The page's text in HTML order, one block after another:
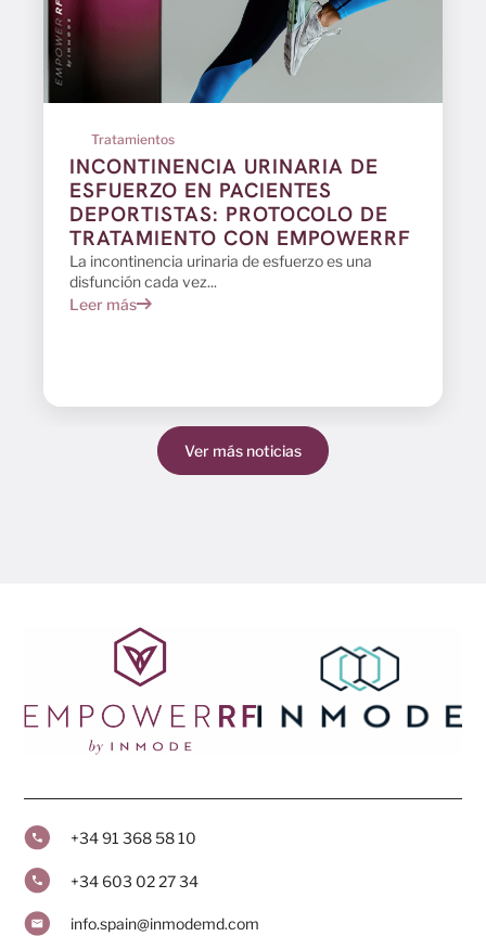
Tratamientos
INCONTINENCIA URINARIA DE
ESFUERZO EN PACIENTES
DEPORTISTAS: PROTOCOLO DE
TRATAMIENTO CON EMPOWERRF
La incontinencia urinaria de esfuerzo es una
disfunción cada vez...
Leer más
Ver más noticias
+34 91 368 58 10
+34 603 02 27 34
info.spain@inmodemd.com